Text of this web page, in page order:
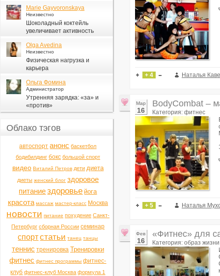
+ 4 Наталья
Мар
16
BodyCombat –
Категория: фитнес
+ 5 Наталья
Фев
16
«Фитнес» для
Категория: образ жизни
Marie Gayvoronskaya
Неизвестно
Шоколадный коктейль
увеличивает активность
Olga Avedina
Неизвестно
Физическая нагрузка и
карьера
Ольга Фомина
Администратор
Утренняя зарядка: «за» и
«против»
Облако тэгов
автоспорт анонс баскетбол
бодибилдинг бокс большой спорт
видео Виталий Петров дети диета
диеты женский блог здоровое
питание здоровье йога
красота массаж мастер-класс Москва
новости питание похудение Санкт-
Петербург сборная России семинар
спорт статьи танец танцы
теннис тренировка Тренировки
фитнес фитнес программы фитнес-
клуб фитнес-клуб Москва формула 1